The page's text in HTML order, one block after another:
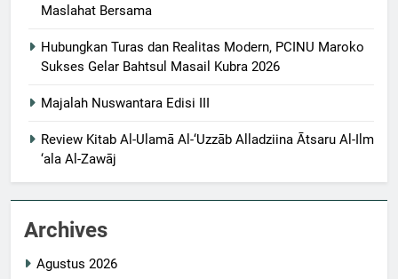
Maslahat Bersama
Hubungkan Turas dan Realitas Modern, PCINU Maroko
Sukses Gelar Bahtsul Masail Kubra 2026
Majalah Nuswantara Edisi III
Review Kitab Al-Ulamā Al-‘Uzzāb Alladziina Ātsaru Al-Ilm
‘ala Al-Zawāj
Archives
Agustus 2026